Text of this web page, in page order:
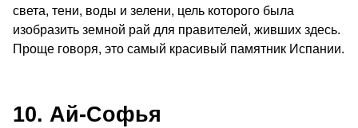
света, тени, воды и зелени, цель которого была
изобразить земной рай для правителей, живших здесь.
Проще говоря, это самый красивый памятник Испании.
10. Ай-Софья